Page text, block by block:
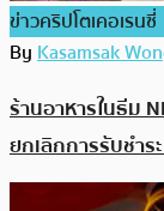
ข่าวคริปโตเคอเรนซี่
ByKasamsak
ร้านอาหารในธีม
ยกเลิกการรับชำร